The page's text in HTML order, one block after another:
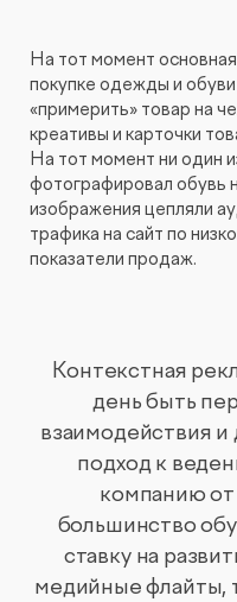
На тот момент
покупке одежды и
«примерить» товар на
креативы и карточки
На тот момент ни один
фотографировал обувь
изображения цепляли
трафика на сайт по
показатели продаж.
Контекстная
день быть
взаимодействия
подход к
компанию от
большинство
ставку на
медийные флайты,